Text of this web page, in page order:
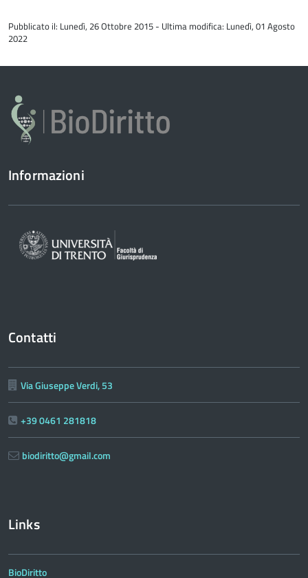
del
contenuto
Pubblicato il: Lunedì, 26 Ottobre 2015 - Ultima modifica: Lunedì, 01 Agosto
2022
Informazioni
Contatti
Via Giuseppe Verdi, 53
+39 0461 281818
biodiritto@gmail.com
Links
BioDiritto